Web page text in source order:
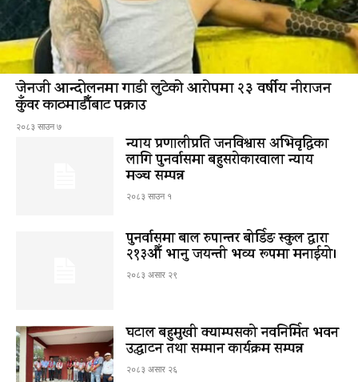
जेनजी आन्दोलनमा गाडी लुटेको आरोपमा २३ वर्षीय नीराजन
कुँवर काठमाडौँबाट पक्राउ
२०८३ साउन ७
न्याय प्रणालीप्रति जनविश्वास अभिवृद्धिका
लागि पुनर्वासमा बहुसरोकारवाला न्याय
मञ्च सम्पन्न
२०८३ साउन १
पुनर्वासमा बाल रुपान्तर बोर्डिङ स्कुल द्धारा
२१३औँ भानु जयन्ती भव्य रूपमा मनाईयो।
२०८३ असार २९
घटाल बहुमुखी क्याम्पसको नवनिर्मित भवन
उद्घाटन तथा सम्मान कार्यक्रम सम्पन्न
२०८३ असार २६